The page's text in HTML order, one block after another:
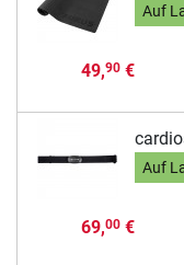
Auf
49,90€
Auf
69,00€